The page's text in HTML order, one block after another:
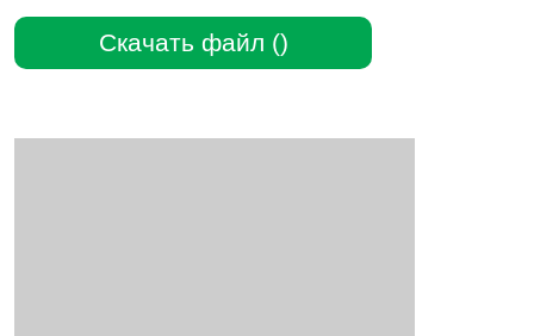
Скачать файл ()